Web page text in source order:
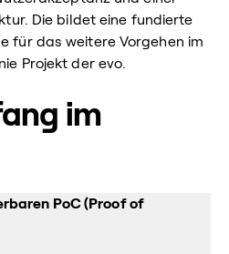
Die bildet eine fundierte
für das weitere Vorgehen im
Projekt der evo.
im
PoC (Proof of